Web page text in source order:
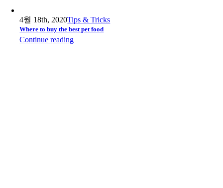
4월 18th, 2020Tips & Tricks
Where to buy the best pet food
Continue reading